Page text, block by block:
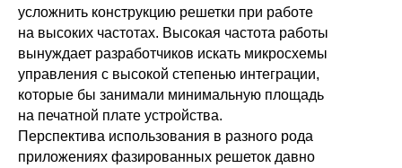
усложнить конструкцию решетки при работе
на высоких частотах. Высокая частота работы
вынуждает разработчиков искать микросхемы
управления с высокой степенью интеграции,
которые бы занимали минимальную площадь
на печатной плате устройства.
Перспектива использования в разного рода
приложениях фазированных решеток давно